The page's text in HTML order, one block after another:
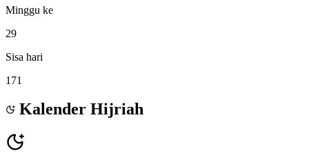
Minggu ke
29
Sisa hari
171
Kalender Hijriah